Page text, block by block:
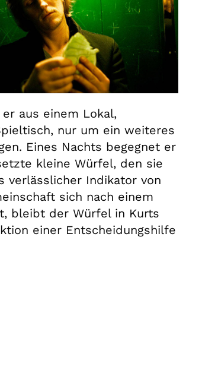
aus einem Lokal,
nur um ein weiteres
Eines Nachts begegnet er
kleine Würfel, den sie
verlässlicher Indikator von
sich nach einem
bleibt der Würfel in Kurts
einer Entscheidungshilfe